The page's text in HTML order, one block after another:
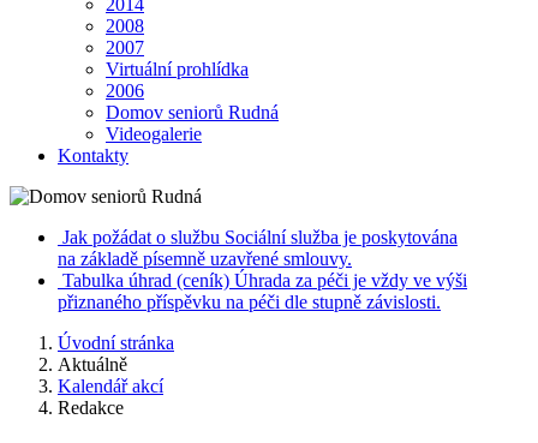
2014
2008
2007
Virtuální prohlídka
2006
Domov seniorů Rudná
Videogalerie
Kontakty
Jak požádat o službu Sociální služba je poskytována
na základě písemně uzavřené smlouvy.
Tabulka úhrad (ceník) Úhrada za péči je vždy ve výši
přiznaného příspěvku na péči dle stupně závislosti.
Úvodní stránka
Aktuálně
Kalendář akcí
Redakce